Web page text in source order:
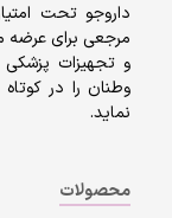
داروجو تحت
مرجعی برای عرضه
و تجهیزات
وطنان را در
نماید.
محصولات